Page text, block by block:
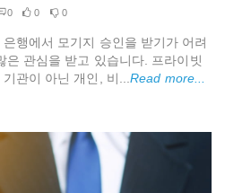
0 0 0
행에서 모기지 승인을 받기가 어려
은 관심을 받고 있습니다. 프라이빗
관이 아닌 개인, 비...Read more...